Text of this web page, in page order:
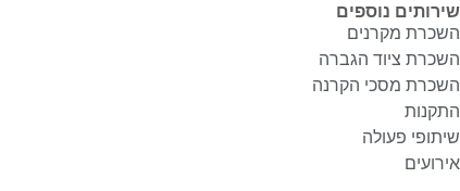
שירותים נוספים
השכרת מקרנים
השכרת ציוד הגברה
השכרת מסכי הקרנה
התקנות
שיתופי פעולה
אירועים